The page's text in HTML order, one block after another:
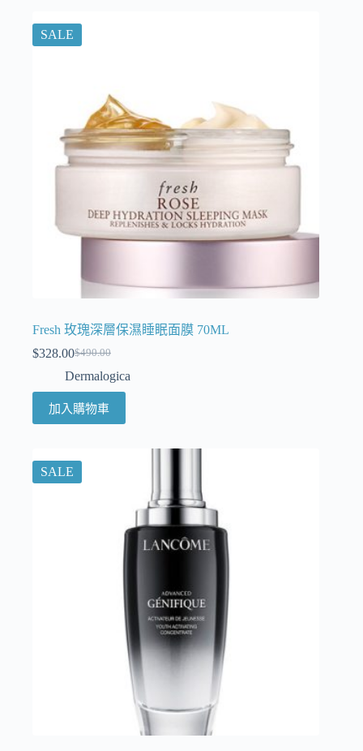
SALE
Fresh 玫瑰深層保濕睡眠面膜 70ML
$490.00
$328.00
Dermalogica
加入購物車
SALE